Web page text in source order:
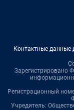
Контактные данные
Зарегистрировано
Регистрационный
Учредитель: